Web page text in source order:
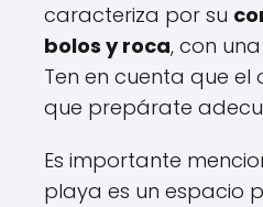
caracteriza por su
bolos y roca, con
Ten en cuenta que el
que prepárate
Es importante
playa es un espacio